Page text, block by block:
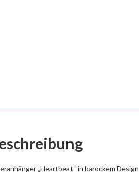
„Heartbeat“ in barockem Design